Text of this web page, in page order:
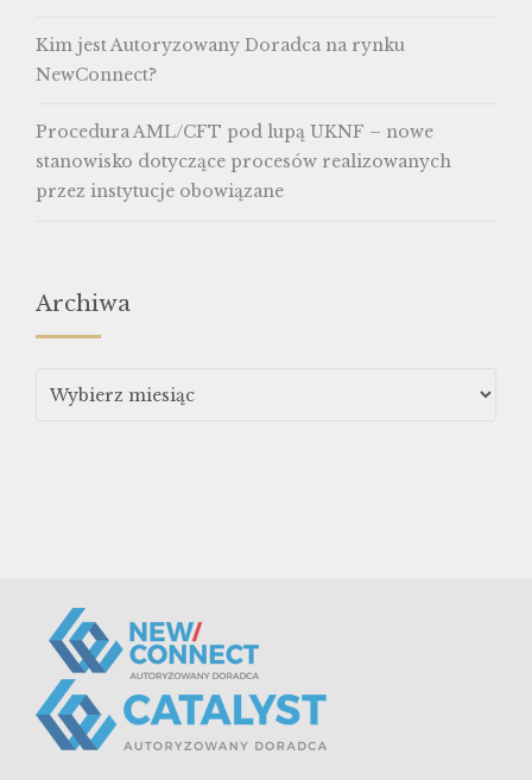
Kim jest Autoryzowany Doradca na rynku
NewConnect?
Procedura AML/CFT pod lupą UKNF – nowe
stanowisko dotyczące procesów realizowanych
przez instytucje obowiązane
Archiwa